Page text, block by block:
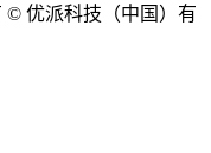
© 优派科技（中国）有